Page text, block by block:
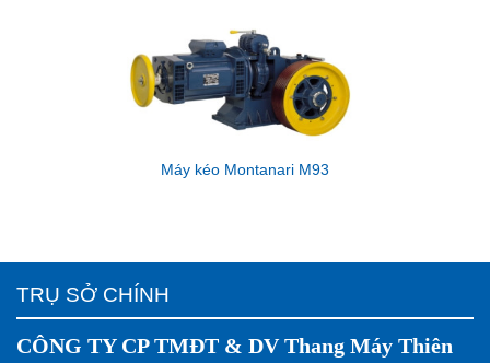
Máy kéo Montanari M93
TRỤ SỞ CHÍNH
CÔNG TY CP TMĐT & DV Thang Máy Thiên